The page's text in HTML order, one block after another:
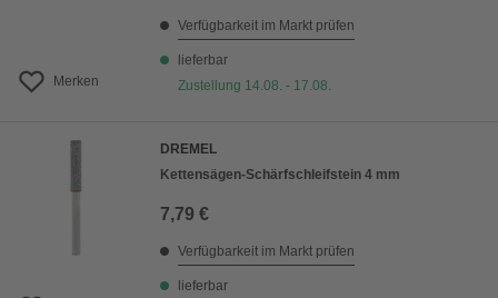
Merken
Verfügbarkeit im Markt prüfen
lieferbar
Zustellung 14.08. - 17.08.
DREMEL
Kettensägen-Schärfschleifstein 4 mm
7,79 €
Verfügbarkeit im Markt prüfen
lieferbar